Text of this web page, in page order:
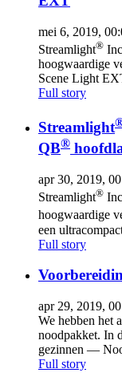
mei 6, 2019,
Streamlight®
hoogwaardige
Scene Light
Full story
Streamlight
QB®
apr 30, 2019,
Streamlight®
hoogwaardige
een
Full story
apr 29, 2019,
We hebben het
noodpakket. In
gezinnen —
Full story